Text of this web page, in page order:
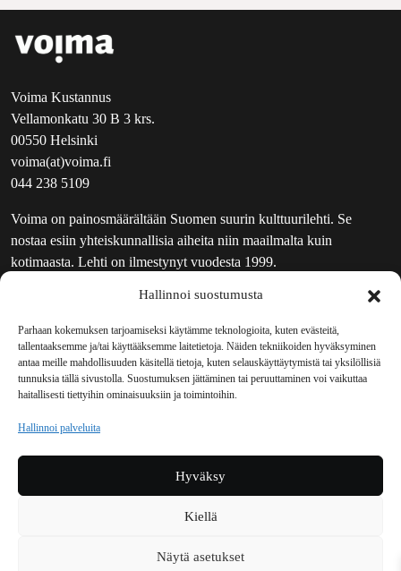
Hallinnoi suostumusta
Parhaan kokemuksen tarjoamiseksi käytämme teknologioita, kuten evästeitä,
tallentaaksemme ja/tai käyttääksemme laitetietoja. Näiden tekniikoiden hyväksyminen
antaa meille mahdollisuuden käsitellä tietoja, kuten selauskäyttäytymistä tai yksilöllisiä
tunnuksia tällä sivustolla. Suostumuksen jättäminen tai peruuttaminen voi vaikuttaa
haitallisesti tiettyihin ominaisuuksiin ja toimintoihin.
Hallinnoi palveluita
Hyväksy
Kiellä
Näytä asetukset
Voima Kustannus
Vellamonkatu 30 B 3 krs.
00550 Helsinki
voima(at)voima.fi
044 238 5109
Voima on painosmäärältään Suomen suurin kulttuurilehti. Se
nostaa esiin yhteiskunnallisia aiheita niin maailmalta kuin
kotimaasta. Lehti on ilmestynyt vuodesta 1999.
UUTISKIRJE
MAINOSTAJILLE
VASTAMAINOKSET
JAKELUPAIKAT
REKISTERISELOSTE
TILAUKSEN PERUUTUSPYYNTÖ
TILAUSOHJEET JA -EHDOT